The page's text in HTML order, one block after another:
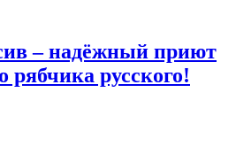
– надёжный приют
рябчика русского!